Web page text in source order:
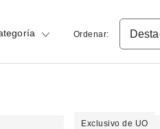
Ordenar:
Exclusivo de UO